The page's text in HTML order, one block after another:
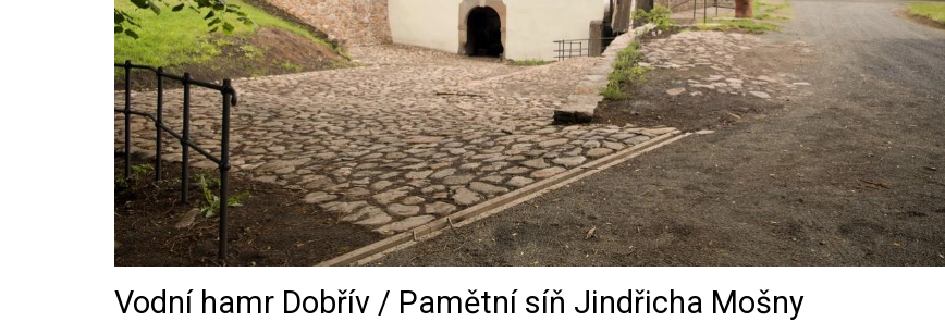
Vodní hamr Dobřív / Pamětní síň Jindřicha Mošny